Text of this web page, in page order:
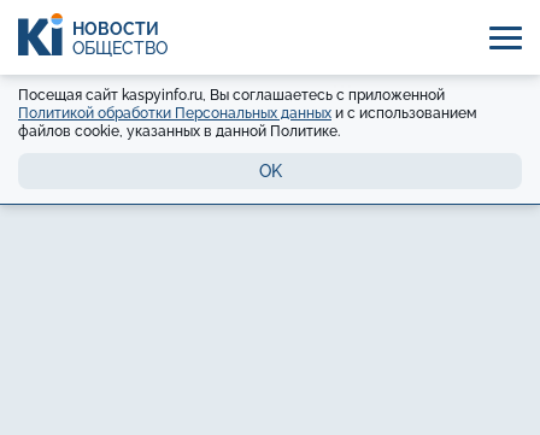
НОВОСТИ
ОБЩЕСТВО
Посещая сайт kaspyinfo.ru, Вы соглашаетесь с приложенной
Политикой обработки Персональных данных и с использованием
файлов cookie, указанных в данной Политике.
OK